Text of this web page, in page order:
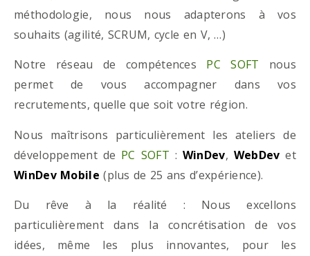
méthodologie, nous nous adapterons à vos
souhaits (agilité, SCRUM, cycle en V, …)
Notre réseau de compétences PC SOFT nous
permet de vous accompagner dans vos
recrutements, quelle que soit votre région.
Nous maîtrisons particulièrement les ateliers de
développement de PC SOFT : WinDev, WebDev et
WinDev Mobile (plus de 25 ans d’expérience).
Du rêve à la réalité : Nous excellons
particulièrement dans la concrétisation de vos
idées, même les plus innovantes, pour les